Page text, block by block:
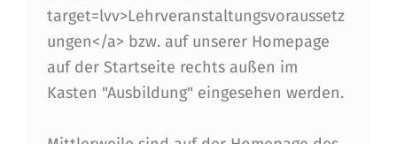
S
T
A
L
T
target=lvv>Lehrveranstaltungsvoraussetz
ungen</a> bzw. auf unserer Homepage
auf der Startseite rechts außen im
Kasten "Ausbildung" eingesehen werden.